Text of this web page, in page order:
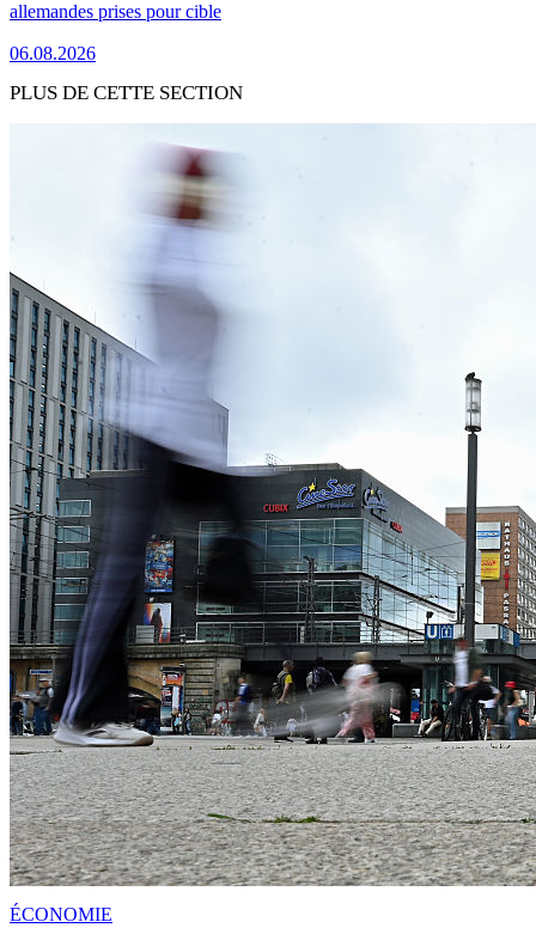
allemandes prises pour cible
06.08.2026
PLUS DE CETTE SECTION
ÉCONOMIE